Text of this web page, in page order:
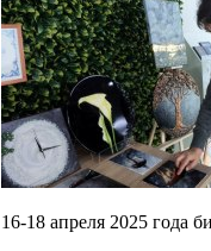
16-18 апреля 2025 года